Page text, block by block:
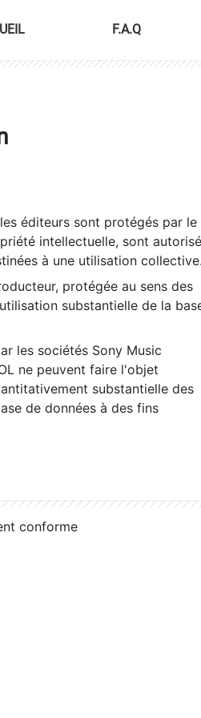
F.A.Q
éditeurs sont protégés par
intellectuelle, sont
à une utilisation collective.
protégée au sens des
substantielle de la
les sociétés Sony Music
ne peuvent faire l'objet
substantielle des
de données à des fins
conforme